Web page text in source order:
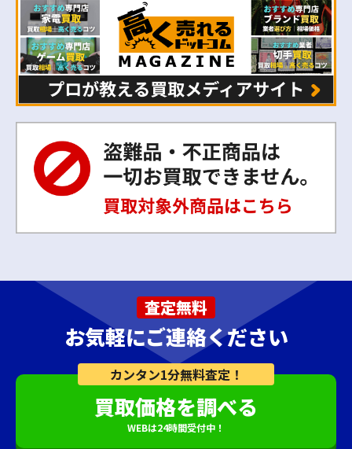
査定無料
お気軽にご連絡ください
カンタン1分無料査定！
買取価格を調べる
WEBは24時間受付中！